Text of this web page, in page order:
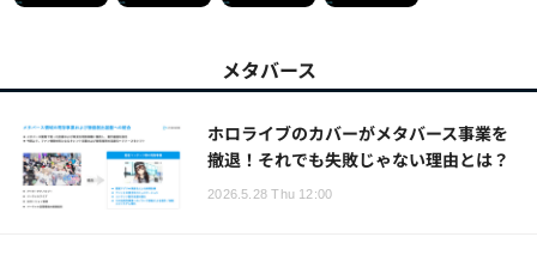
メタバース
ホロライブのカバーがメタバース事業を
撤退！それでも失敗じゃない理由とは？
2026.5.28 Thu 12:00